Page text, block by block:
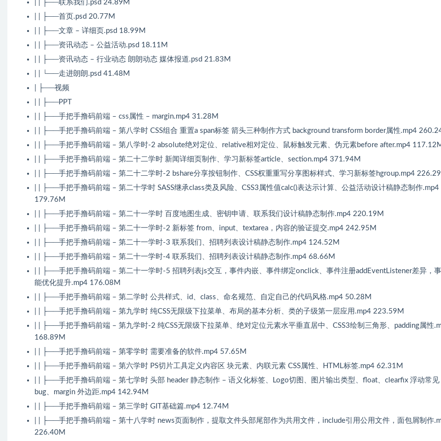
| | ├──联系我们.psd 24.89M
| | ├──首页.psd 20.77M
| | ├──文章 – 详细页.psd 18.99M
| | ├──资讯动态 – 公益活动.psd 18.11M
| | ├──资讯动态 – 行业动态 朗朗动态 媒体报道.psd 21.83M
| | └──走进朗朗.psd 41.48M
| ├──视频
| | ├──PPT
| | ├──手把手撸码前端 – css属性 – margin.mp4 31.28M
| | ├──手把手撸码前端 – 第八学时 CSS组合 重置a span标签 箭头三种制作方式 background transform border属性.mp4
| | ├──手把手撸码前端 – 第八学时-2 absolute绝对定位、relative相对定位、鼠标触发元素、伪元素before after.mp4
| | ├──手把手撸码前端 – 第二十二学时 新闻详细页制作、学习新标签article、section.mp4 371.94M
| | ├──手把手撸码前端 – 第二十二学时-2 bshare分享按钮制作、CSS权重重写分享图标样式、学习新标签hgroup.mp4
| | ├──手把手撸码前端 – 第二十学时 SASS继承class类及风险、CSS3属性值calc()表达示计算、公益活动设计稿静态制作.mp4
179.76M
| | ├──手把手撸码前端 – 第二十一学时 百度地图生成、密钥申请、联系我们设计稿静态制作.mp4 220.19M
| | ├──手把手撸码前端 – 第二十一学时-2 新标签 from、input、textarea，内容的验证提交.mp4 242.95M
| | ├──手把手撸码前端 – 第二十一学时-3 联系我们、招聘列表设计稿静态制作.mp4 124.52M
| | ├──手把手撸码前端 – 第二十一学时-4 联系我们、招聘列表设计稿静态制作.mp4 68.66M
| | ├──手把手撸码前端 – 第二十一学时-5 招聘列表js交互，事件内嵌、事件绑定onclick、事件注册addEventListener差异，
能优化提升.mp4 176.08M
| | ├──手把手撸码前端 – 第二学时 公共样式、id、class、命名规范、自定自己的代码风格.mp4 50.28M
| | ├──手把手撸码前端 – 第九学时 纯CSS无限级下拉菜单、布局的基本分析、类的子级第一层应用.mp4 223.59M
| | ├──手把手撸码前端 – 第九学时-2 纯CSS无限级下拉菜单、绝对定位元素水平垂直居中、CSS3绘制三角形、padding属性
168.89M
| | ├──手把手撸码前端 – 第零学时 需要准备的软件.mp4 57.65M
| | ├──手把手撸码前端 – 第六学时 PS切片工具定义内容区 块元素、内联元素 CSS属性、HTML标签.mp4 62.31M
| | ├──手把手撸码前端 – 第七学时 头部 header 静态制作 – 语义化标签、Logo切图、图片输出类型、float、clearfix 浮动常见
bug、margin 外边距.mp4 142.94M
| | ├──手把手撸码前端 – 第三学时 GIT基础篇.mp4 12.74M
| | ├──手把手撸码前端 – 第十八学时 news页面制作，提取文件头部尾部作为共用文件，include引用公用文件，面包屑制作
226.40M